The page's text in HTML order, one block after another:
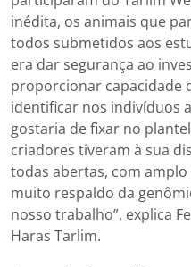
inédita, os animais que
todos submetidos aos
era dar segurança ao
proporcionar capacidade
identificar nos indivíduos
gostaria de fixar no
criadores tiveram à sua
todas abertas, com
muito respaldo da
nosso trabalho”, explica
Haras Tarlim.